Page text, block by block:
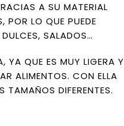
A SU MATERIAL
POR LO QUE PUEDE
SALADOS…
YA QUE ES MUY LIGERA Y
ALIMENTOS. CON ELLA
TAMAÑOS DIFERENTES.